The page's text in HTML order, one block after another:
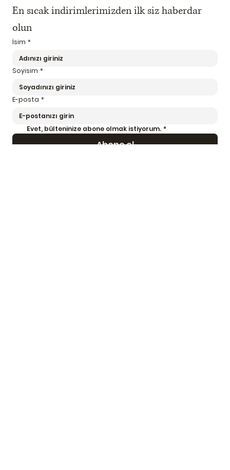
En sıcak indirimlerimizden ilk siz haberdar
olun
İsim *
Soyisim *
E-posta *
Evet, bülteninize abone olmak istiyorum. *
Abone ol